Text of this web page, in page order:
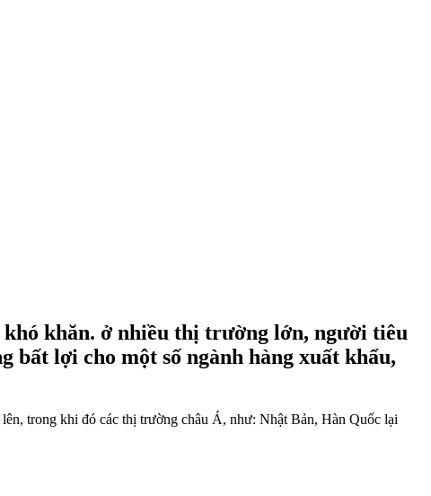
khó khăn. ở nhiều thị trường lớn, người tiêu
lợi cho một số ngành hàng xuất khẩu,
trong khi đó các thị trường châu Á, như: Nhật Bản, Hàn Quốc lại